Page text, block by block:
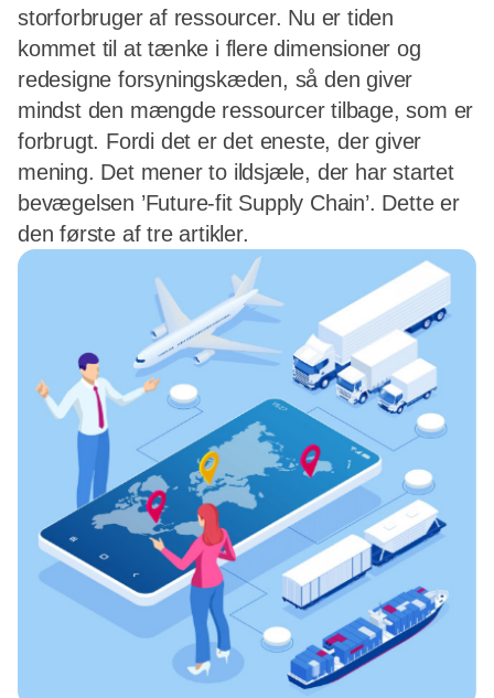
storforbruger af ressourcer. Nu er tiden
kommet til at tænke i flere dimensioner og
redesigne forsyningskæden, så den giver
mindst den mængde ressourcer tilbage, som er
forbrugt. Fordi det er det eneste, der giver
mening. Det mener to ildsjæle, der har startet
bevægelsen ’Future-fit Supply Chain’. Dette er
den første af tre artikler.